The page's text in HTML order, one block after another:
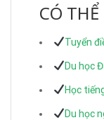
CÓ
Tuyển
Du học
Học
Du học